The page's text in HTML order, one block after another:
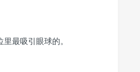
最吸引眼球的。